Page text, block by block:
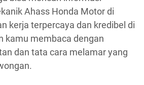
Ahass Honda Motor di
kerja terpercaya dan kredibel di
kamu membaca dengan
dan tata cara melamar yang